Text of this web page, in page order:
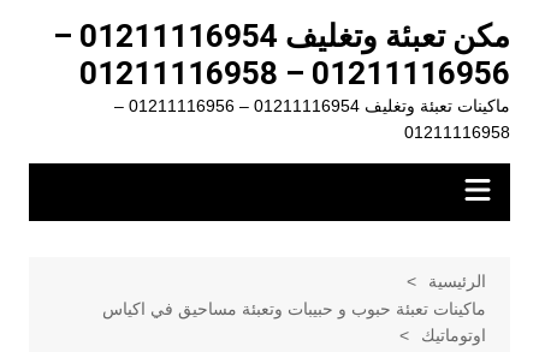
المحتوى
مكن تعبئة وتغليف 01211116954 –
01211116956 – 01211116958
ماكينات تعبئة وتغليف 01211116954 – 01211116956 –
01211116958
الرئيسية
ماكينات تعبئة حبوب و حبيبات وتعبئة مساحيق في اكياس
اوتوماتيك